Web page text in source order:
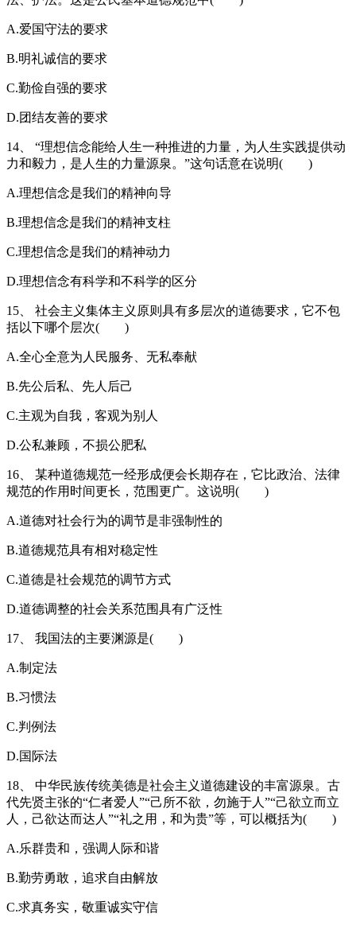
A.爱国守法的要求
B.明礼诚信的要求
C.勤俭自强的要求
D.团结友善的要求
14、 “理想信念能给人生一种推进的力量，为人生实践提供动
力和毅力，是人生的力量源泉。”这句话意在说明( )
A.理想信念是我们的精神向导
B.理想信念是我们的精神支柱
C.理想信念是我们的精神动力
D.理想信念有科学和不科学的区分
15、 社会主义集体主义原则具有多层次的道德要求，它不包
括以下哪个层次( )
A.全心全意为人民服务、无私奉献
B.先公后私、先人后己
C.主观为自我，客观为别人
D.公私兼顾，不损公肥私
16、 某种道德规范一经形成便会长期存在，它比政治、法律
规范的作用时间更长，范围更广。这说明( )
A.道德对社会行为的调节是非强制性的
B.道德规范具有相对稳定性
C.道德是社会规范的调节方式
D.道德调整的社会关系范围具有广泛性
17、 我国法的主要渊源是( )
A.制定法
B.习惯法
C.判例法
D.国际法
18、 中华民族传统美德是社会主义道德建设的丰富源泉。古
代先贤主张的“仁者爱人”“己所不欲，勿施于人”“己欲立而立
人，己欲达而达人”“礼之用，和为贵”等，可以概括为( )
A.乐群贵和，强调人际和谐
B.勤劳勇敢，追求自由解放
C.求真务实，敬重诚实守信